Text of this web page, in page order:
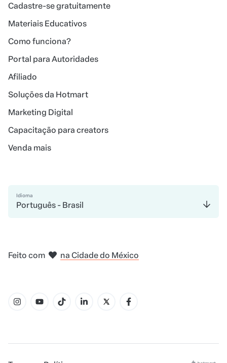
Cadastre-se gratuitamente
Materiais Educativos
Como funciona?
Portal para Autoridades
Afiliado
Soluções da Hotmart
Marketing Digital
Capacitação para creators
Venda mais
Idioma
Português - Brasil
Feito com
em Nova Iorque